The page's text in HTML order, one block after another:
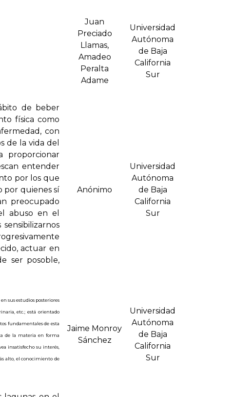
Juan
Preciado
Llamas,
Amadeo
Peralta
Adame
Universidad
Autónoma
de Baja
California
Sur
de beber
física como
con
de la vida del
proporcionar
entender
por los que
por quienes sí
preocupado
abuso en el
actuar en
ser posoble,
Anónimo
Universidad
Autónoma
de Baja
California
Sur
sus estudios posteriores
etc.; está orientado
fundamentales de esta
de la materia en forma
insatisfecho su interés,
alto, el conocimiento de
Jaime Monroy
Sánchez
Universidad
Autónoma
de Baja
California
Sur